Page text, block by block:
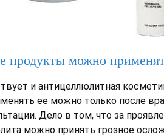
продукты можно
и антицеллюлитная
ее можно только после
Дело в том, что за
можно принять грозное